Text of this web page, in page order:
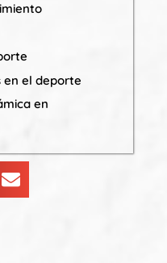
en el deporte
en